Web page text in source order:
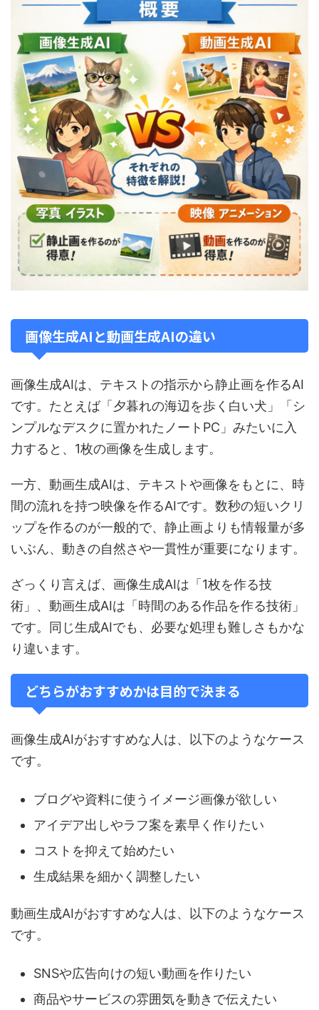
画像生成AIと動画生成AIの違い
画像生成AIは、テキストの指示から静止画を作るAI
です。たとえば「夕暮れの海辺を歩く白い犬」「シ
ンプルなデスクに置かれたノートPC」みたいに入
力すると、1枚の画像を生成します。
一方、動画生成AIは、テキストや画像をもとに、時
間の流れを持つ映像を作るAIです。数秒の短いクリ
ップを作るのが一般的で、静止画よりも情報量が多
いぶん、動きの自然さや一貫性が重要になります。
ざっくり言えば、画像生成AIは「1枚を作る技
術」、動画生成AIは「時間のある作品を作る技術」
です。同じ生成AIでも、必要な処理も難しさもかな
り違います。
どちらがおすすめかは目的で決まる
画像生成AIがおすすめな人は、以下のようなケース
です。
ブログや資料に使うイメージ画像が欲しい
アイデア出しやラフ案を素早く作りたい
コストを抑えて始めたい
生成結果を細かく調整したい
動画生成AIがおすすめな人は、以下のようなケース
です。
SNSや広告向けの短い動画を作りたい
商品やサービスの雰囲気を動きで伝えたい